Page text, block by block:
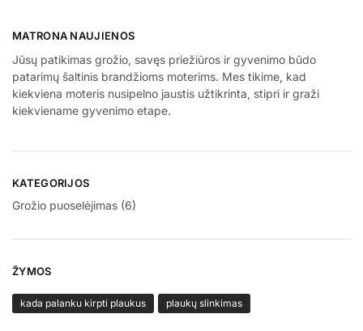
MATRONA NAUJIENOS
Jūsų patikimas grožio, savęs priežiūros ir gyvenimo būdo
patarimų šaltinis brandžioms moterims. Mes tikime, kad
kiekviena moteris nusipelno jaustis užtikrinta, stipri ir graži
kiekviename gyvenimo etape.
KATEGORIJOS
Grožio puoselėjimas (6)
ŽYMOS
kada palanku kirpti plaukus plaukų slinkimas